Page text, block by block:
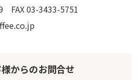
FAX 03-3433-5751
からのお問合せ